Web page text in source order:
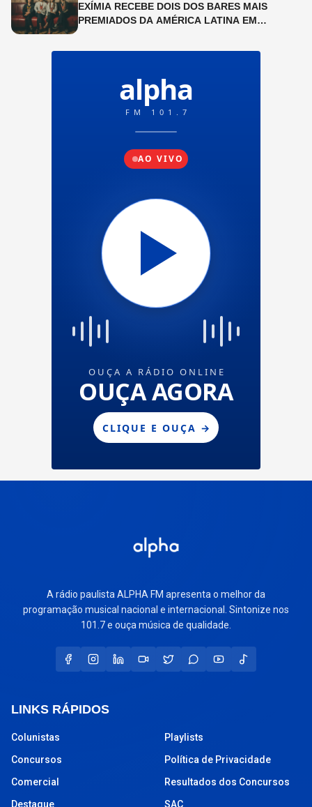
EXÍMIA RECEBE DOIS DOS BARES MAIS
PREMIADOS DA AMÉRICA LATINA EM
A rádio paulista ALPHA FM apresenta o melhor da
programação musical nacional e internacional. Sintonize nos
101.7 e ouça música de qualidade.
LINKS RÁPIDOS
Colunistas
Concursos
Comercial
Destaque
Playlists
Política de Privacidade
Resultados dos Concursos
SAC